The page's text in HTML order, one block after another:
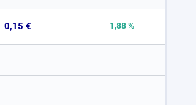
0,15 € 1,88 %